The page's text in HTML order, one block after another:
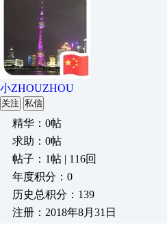
小ZHOUZHOU
关注 私信
精华：0帖
求助：0帖
帖子：1帖 | 116回
年度积分：0
历史总积分：139
注册：2018年8月31日